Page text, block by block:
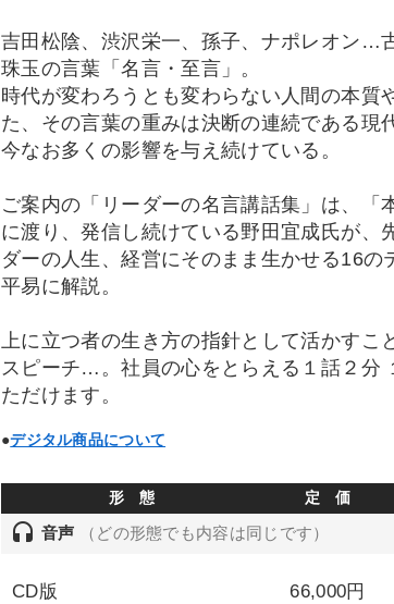
吉田松陰、渋沢栄一、孫子、ナポレオン…
珠玉の言葉「名言・至言」。
時代が変わろうとも変わらない人間の本質
た、その言葉の重みは決断の連続である現
今なお多くの影響を与え続けている。
ご案内の「リーダーの名言講話集」は、「
に渡り、発信し続けている野田宜成氏が、
ダーの人生、経営にそのまま生かせる16
平易に解説。
上に立つ者の生き方の指針として活かすこ
スピーチ…。社員の心をとらえる１話２分
ただけます。
●デジタル商品について
形 態 定 価
headset 音声 （どの形態でも内容は同じです）
CD版 66,000円